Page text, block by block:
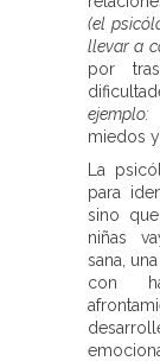
(el
llevar a
por
miedos
La
para
sino
niñas
sana,
con